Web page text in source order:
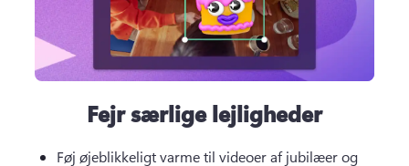
Fejr særlige lejligheder
Føj øjeblikkeligt varme til videoer af jubilæer og